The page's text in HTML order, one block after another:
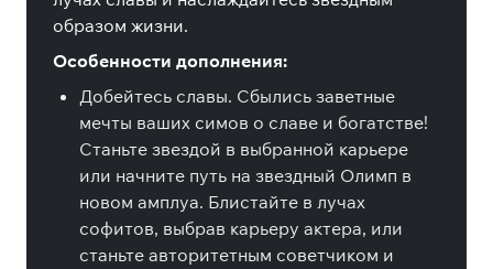
образом жизни.
Особенности дополнения:
Добейтесь славы. Сбылись заветные
мечты ваших симов о славе и богатстве!
Станьте звездой в выбранной карьере
или начните путь на звездный Олимп в
новом амплуа. Блистайте в лучах
софитов, выбрав карьеру актера, или
станьте авторитетным советчиком и